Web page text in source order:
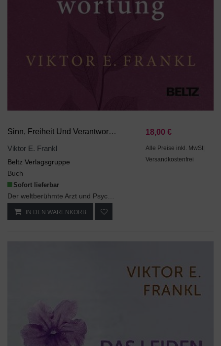
Sinn, Freiheit Und Verantwortung
Viktor E. Frankl
Beltz Verlagsgruppe
Buch
Sofort lieferbar
18,00 €
Alle Preise inkl. MwSt|
Versandkostenfrei
IN DEN WARENKORB